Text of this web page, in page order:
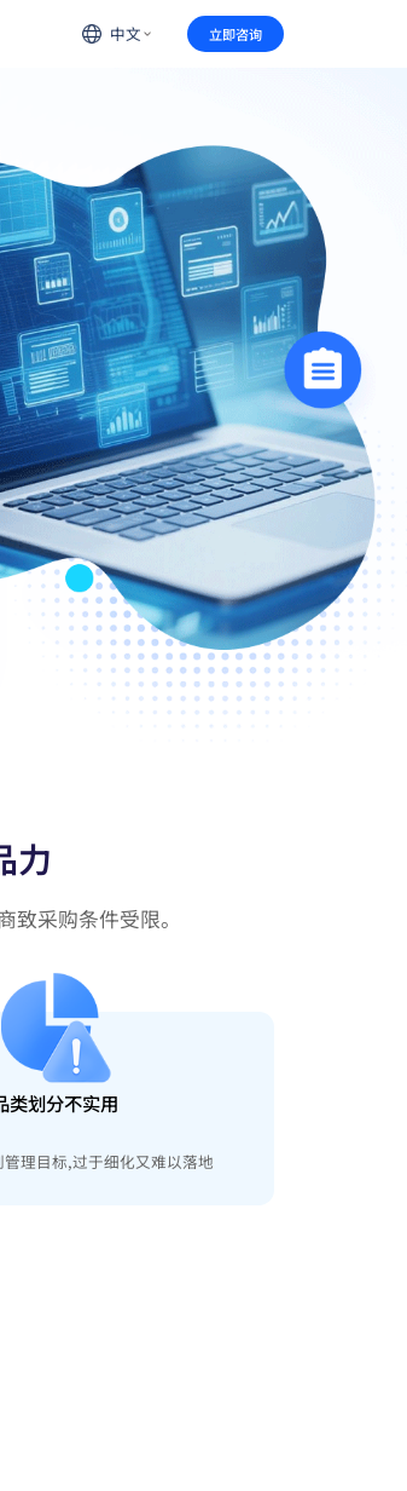
中文 立即咨询
力
采购条件受限。
类划分不实用
理目标,过于细化又难以落地